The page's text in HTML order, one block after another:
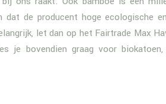
de producent hoge ecologische
let dan op het Fairtrade Max
je bovendien graag voor